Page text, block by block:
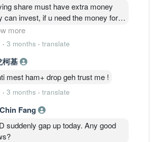
share must have extra money
can invest, if u need the money for
purpose or usage u wont have
power. Buy share or land for
and wont affect your life or
turn over. That’s my view, bro!
more
· 3 months · translate
柯基
mest ham+ drop geh trust me !
· 3 months · translate
Fang
suddenly gap up today. Any good